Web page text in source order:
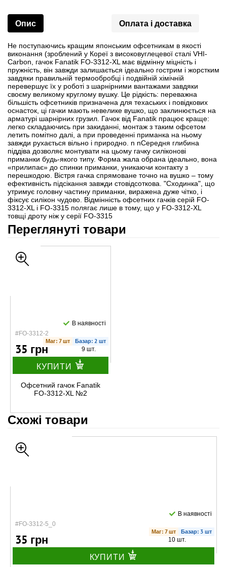
Опис Оплата і доставка
Не поступаючись кращим японським офсетникам в якості
виконання (зроблений у Кореї з високовуглецевої сталі VHI-
Carbon, гачок Fanatik FO-3312-XL має відмінну міцність і
пружність, він завжди залишається ідеально гострим і жорстким
завдяки правильній термообробці і подвійній хімічній
перевершує їх у роботі з шарнірними вантажами завдяки
своєму великому круглому вушку. Це рідкість: переважна
більшість офсетників призначена для техаських і повідкових
оснасток, ці гачки мають невелике вушко, що заклинюється на
арматурі шарнірних грузил. Гачок від Fanatik працює краще:
легко складаючись при закиданні, монтаж з таким офсетом
летить помітно далі, а при проведенні приманка на ньому
завжди рухається вільно і природно. n nСередня глибина
піддіва дозволяє монтувати на цьому гачку силіконові
приманки будь-якого типу. Форма жала обрана ідеально, вона
«прилипає» до спинки приманки, уникаючи контакту з
перешкодою. Вістря гачка спрямоване точно на вушко – тому
ефективність підсікання завжди стовідсоткова. "Сходинка", що
утримує головну частину приманки, виражена дуже чітко, і
фіксує силікон чудово. Відмінність офсетних гачків серій FO-
3312-XL і FO-3315 полягає лише в тому, що у FO-3312-XL
товщі дроту ніж у серії FO-3315
Переглянуті товари
#FO-3312-2
В наявності
Маг: 7 шт Базар: 2 шт
35 грн 9 шт.
КУПИТИ
Офсетний гачок Fanatik
FO-3312-XL №2
Схожі товари
#FO-3312-5_0
В наявності
Маг: 7 шт Базар: 3 шт
35 грн 10 шт.
КУПИТИ